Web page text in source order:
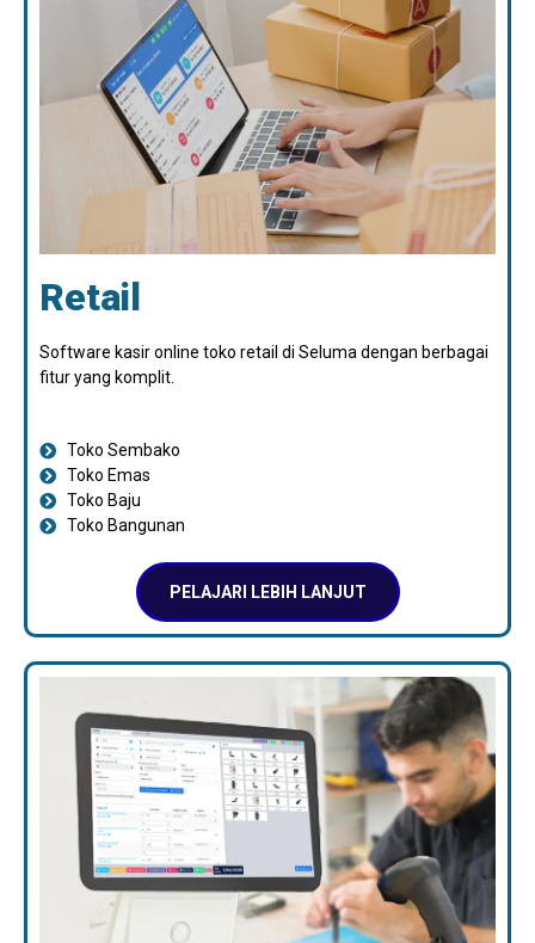
Retail
Software kasir online toko retail di Seluma dengan berbagai
fitur yang komplit.
Toko Sembako
Toko Emas
Toko Baju
Toko Bangunan
PELAJARI LEBIH LANJUT